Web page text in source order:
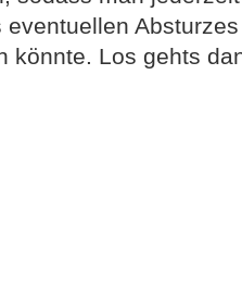
eventuellen
könnte. Los gehts